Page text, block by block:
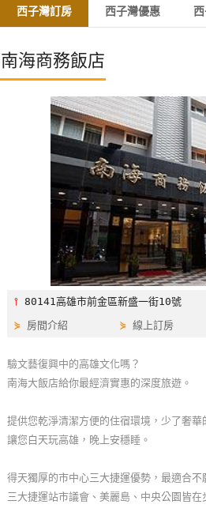
訂
房
直接跟飯店訂房HOT
紅
帶
玩
玩
樂
西子灣訂房 西子灣優惠
南海商務飯店
⫯80141高雄市前金區新盛一街10號
⋟ 房間介紹 ⋟線上訂房
驗文藝復興中的高雄文化嗎？
南海大飯店給你最經濟實惠的深度旅遊。
提供您乾淨清潔方便的住宿環境，少了奢華
讓您白天玩高雄，晚上安穩睡。
得天獨厚的市中心三大捷運優勢，最適合不
三大捷運站市議會、美麗島、中央公園皆在